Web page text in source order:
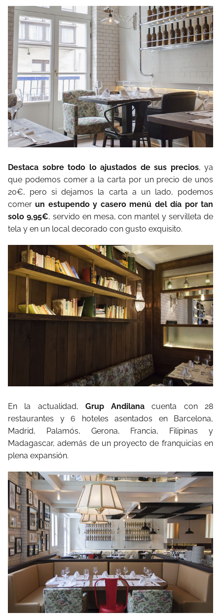
Destaca sobre todo lo ajustados de sus precios, ya
que podemos comer a la carta por un precio de unos
20€, pero si dejamos la carta a un lado, podemos
comerun estupendo y casero menú del día por tan
solo 9,95€, servido en mesa, con mantel y servilleta de
tela y en un local decorado con gusto exquisito.
En la actualidad, Grup Andilana cuenta con 28
restaurantes y 6 hoteles asentados en Barcelona,
Madrid, Palamós, Gerona, Francia, Filipinas y
Madagascar, además de un proyecto de franquicias en
plena expansión.